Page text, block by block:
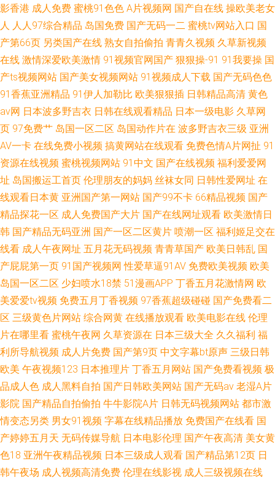
影香港 成人免费 蜜桃91色色 A片视频网 国产自在线 操欧美老女
人 人人97综合精品 岛国免费 国产无码一二 蜜桃tv网站入口 国
产第66页 另类国产在线 熟女自拍偷拍 青青久视频 久草新视频
在线 激情深爱欧美激情 91视频官网国产 狠狠操-91 91我要操 国
产ts视频网站 国产美女视频网站 91视频成人下载 国产无码色色
91香蕉亚洲精品 91伊人加勒比 欧美狠狠插 日韩精品高清 黄色
av网 日本波多野吉衣 日韩在线观看精品 日本一级电影 久草网
页 97免费艹 岛国一区二区 岛国动作片在 波多野吉衣三级 亚洲
AV一卡 在线免费小视频 搞黄网站在线观看 免费色情A片网扯 91
资源在线视频 蜜桃视频网站 91中文 国产在线视频 福利爱爱网
址 岛国搬运工首页 伦理朋友的妈妈 丝袜女同 日韩性爱网址 在
线观看日本黄 亚洲国产第一网站 国产99不卡 66精品视频 国产
精品探花一区 成人免费国产大片 国产在线网址观看 欧美激情日
韩 国产精品无码亚洲 国产一区二区黄片 喷潮一区 福利姬足交在
线看 成人午夜网址 五月花无码视频 青青草国产 欧美日韩乱 国
产屁屁第一页 91国产视频网 性爱草逼91AV 免费欧美视频 欧美
岛国一区二区 少妇喷水18禁 51漫画APP 丁香五月花激情网 欧
美爱爱tv视频 免费五月丁香视频 97香蕉超级碰碰 国产免费看二
区 三级黄色片网站 综合网黄 在线播放观看 欧美电影在线 伦理
片在哪里看 蜜桃午夜网 久草资源在 日本三级大全 久久福利 福
利所导航视频 成人片免费 国产第9页 中文字幕bt原声 三级日韩
欧美 午夜视频123 日本推理片 丁香五月网站 国产免费看视频 极
品成人色 成人黑料自拍 国产日韩欧美网站 国产无码av 老湿A片
影院 国产精品自拍偷拍 牛牛影院A片 日韩无码视频网站 都市激
情变态另类 男女91视频 字幕在线精品播放 免费国产在线看 国
产婷婷五月天 无码传媒导航 日本电影伦理 国产午夜高清 美女黄
色18 亚洲午夜精品视频 日本三级成人观看 国产精品第12页 日
韩午夜场 成人视频高清免费 伦理在线影视 成人三级视频在线